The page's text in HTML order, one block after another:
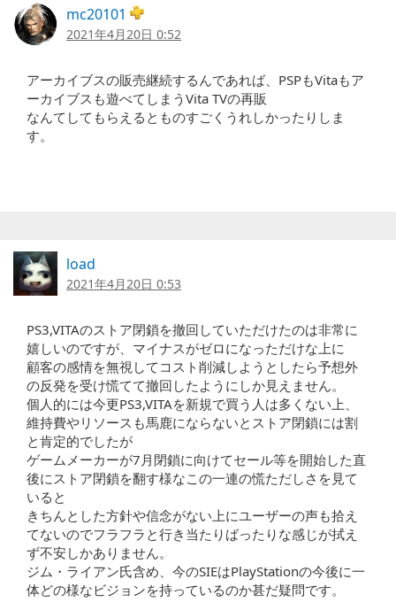
mc20101
2021年4月20日 0:52
アーカイブスの販売継続するんであれば、PSPもVitaもア
ーカイブスも遊べてしまうVita TVの再販
なんてしてもらえるとものすごくうれしかったりしま
す。
load
2021年4月20日 0:53
PS3,VITAのストア閉鎖を撤回していただけたのは非常に
嬉しいのですが、マイナスがゼロになっただけな上に
顧客の感情を無視してコスト削減しようとしたら予想外
の反発を受け慌てて撤回したようにしか見えません。
個人的には今更PS3,VITAを新規で買う人は多くない上、
維持費やリソースも馬鹿にならないとストア閉鎖には割
と肯定的でしたが
ゲームメーカーが7月閉鎖に向けてセール等を開始した直
後にストア閉鎖を翻す様なこの一連の慌ただしさを見て
いると
きちんとした方針や信念がない上にユーザーの声も拾え
てないのでフラフラと行き当たりばったりな感じが拭え
ず不安しかありません。
ジム・ライアン氏含め、今のSIEはPlayStationの今後に一
体どの様なビジョンを持っているのか甚だ疑問です。